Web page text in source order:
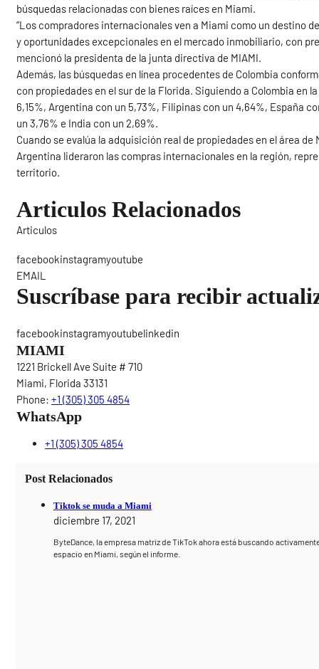
búsquedas relacionadas con bienes raíces en Miami.
“Los compradores internacionales ven a Miami como un destino
y oportunidades excepcionales en el mercado inmobiliario, con
mencionó la presidenta de la junta directiva de MIAMI.
Además, las búsquedas en línea procedentes de Colombia
con propiedades en el sur de la Florida. Siguiendo a Colombia en
6,15%, Argentina con un 5,73%, Filipinas con un 4,64%, España
un 3,76% e India con un 2,69%.
Cuando se evalúa la adquisición real de propiedades en el área
Argentina lideraron las compras internacionales en la región,
territorio.
Articulos Relacionados
Articulos
facebookinstagramyoutube
EMAIL
Suscríbase para recibir
facebookinstagramyoutubelinkedin
MIAMI
1221 Brickell Ave Suite # 710
Miami, Florida 33131
Phone: +1 (305) 305 4854
WhatsApp
+1 (305) 305 4854
Post Relacionados
Tiktok se muda a Miami
diciembre 17, 2021
ByteDance, la empresa matriz de TikTok ahora está buscando
espacio en Miami, según el informe.